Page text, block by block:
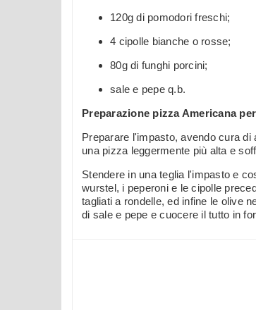
120g di pomodori freschi;
4 cipolle bianche o rosse;
80g di funghi porcini;
sale e pepe q.b.
Preparazione pizza Americana
Preparare l'impasto, avendo cura
una pizza leggermente più alta e
Stendere in una teglia l'impasto e
wurstel, i peperoni e le cipolle
tagliati a rondelle, ed infine le olive
di sale e pepe e cuocere il tutto in